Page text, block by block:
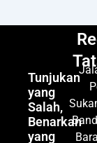
Tunjukan
yang
Salah,
Benarkan
yang